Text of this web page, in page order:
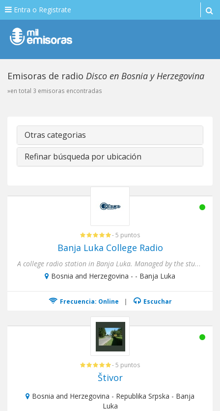
Entra o Registrate
Emisoras de radio Disco en Bosnia y Herzegovina
»en total 3 emisoras encontradas
Otras categorias
Refinar búsqueda por ubicación
- 5 puntos
Banja Luka College Radio
A college radio station in Banja Luka. Managed by the students and professors
Bosnia and Herzegovina - - Banja Luka
Frecuencia: Online | Escuchar
- 5 puntos
Štivor
Bosnia and Herzegovina - Republika Srpska - Banja
Luka